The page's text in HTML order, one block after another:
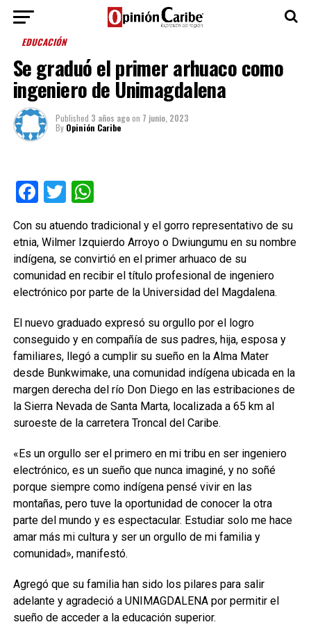
EDUCACIÓN
Se graduó el primer arhuaco como
ingeniero de Unimagdalena
Published 3 años agoon 7 junio, 2023
By Opinión Caribe
Facebook
TwitterWhatsApp
Con su atuendo tradicional y el gorro representativo de su
etnia, Wilmer Izquierdo Arroyo o Dwiungumu en su nombre
indígena, se convirtió en el primer arhuaco de su
comunidad en recibir el título profesional de ingeniero
electrónico por parte de la Universidad del Magdalena.
El nuevo graduado expresó su orgullo por el logro
conseguido y en compañía de sus padres, hija, esposa y
familiares, llegó a cumplir su sueño en la Alma Mater
desde Bunkwimake, una comunidad indígena ubicada en la
margen derecha del río Don Diego en las estribaciones de
la Sierra Nevada de Santa Marta, localizada a 65 km al
suroeste de la carretera Troncal del Caribe.
«Es un orgullo ser el primero en mi tribu en ser ingeniero
electrónico, es un sueño que nunca imaginé, y no soñé
porque siempre como indígena pensé vivir en las
montañas, pero tuve la oportunidad de conocer la otra
parte del mundo y es espectacular. Estudiar solo me hace
amar más mi cultura y ser un orgullo de mi familia y
comunidad», manifestó.
Agregó que su familia han sido los pilares para salir
adelante y agradeció a UNIMAGDALENA por permitir el
sueño de acceder a la educación superior.